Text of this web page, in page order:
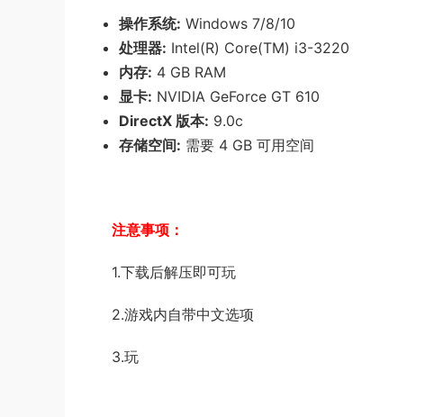
操作系统: Windows 7/8/10
处理器: Intel(R) Core(TM) i3-3220
内存: 4 GB RAM
显卡: NVIDIA GeForce GT 610
DirectX 版本: 9.0c
存储空间: 需要 4 GB 可用空间
注意事项：
1.下载后解压即可玩
2.游戏内自带中文选项
3.玩